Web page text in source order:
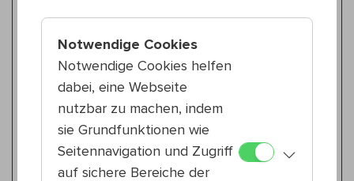
18:30 — 21:00
22., Schrödingerplatz
Die Limanis
Sounds of Ages
18:30 — 21:00
Notwendige Cookies
Notwendige Cookies helfen
dabei, eine Webseite
nutzbar zu machen, indem
sie Grundfunktionen wie
Seitennavigation und Zugriff
auf sichere Bereiche der